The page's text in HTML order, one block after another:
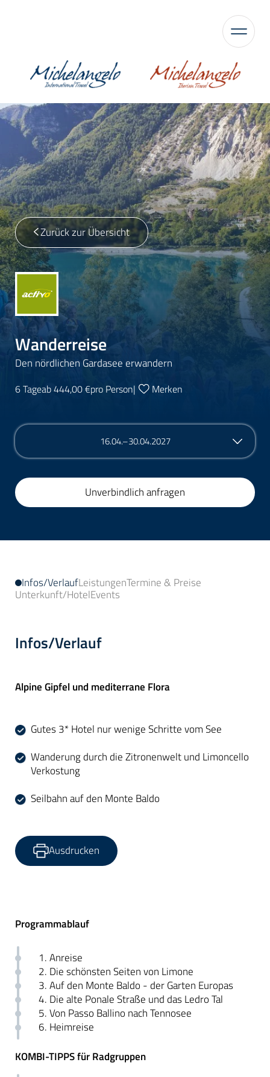
Zurück zur Übersicht
Wanderreise
Den nördlichen Gardasee erwandern
6 Tageab 444,00 €pro Person| Merken
16.04.–30.04.2027
Unverbindlich anfragen
Infos/VerlaufLeistungenTermine & Preise
Unterkunft/HotelEvents
Infos/Verlauf
Alpine Gipfel und mediterrane Flora
Gutes 3* Hotel nur wenige Schritte vom See
Wanderung durch die Zitronenwelt und Limoncello
Verkostung
Seilbahn auf den Monte Baldo
Ausdrucken
Programmablauf
1. Anreise
2. Die schönsten Seiten von Limone
3. Auf den Monte Baldo - der Garten Europas
4. Die alte Ponale Straße und das Ledro Tal
5. Von Passo Ballino nach Tennosee
6. Heimreise
KOMBI-TIPPS für Radgruppen